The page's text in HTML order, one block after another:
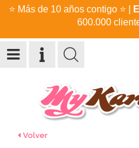
⭐ Más de 10 años contigo ⭐
600.000
Volver